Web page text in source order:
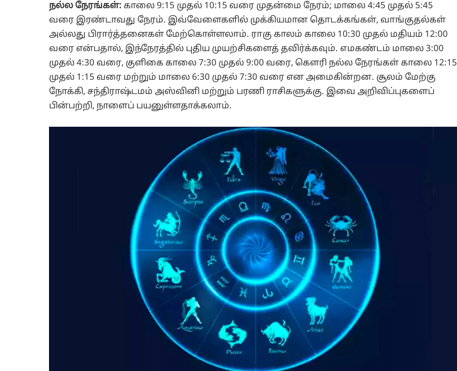
நல்ல நேரங்கள்: காலை 9:15 முதல் 10:15 வரை முதன்மை நேரம்; மாலை 4:45 முதல் 5:45
வரை இரண்டாவது நேரம். இவ்வேளைகளில் முக்கியமான தொடக்கங்கள், வாங்குதல்கள்
அல்லது பிரார்த்தனைகள் மேற்கொள்ளலாம். ராகு காலம் காலை 10:30 முதல் மதியம் 12:00
வரை என்பதால், இந்நேரத்தில் புதிய முயற்சிகளைத் தவிர்க்கவும். எமகண்டம் மாலை 3:00
முதல் 4:30 வரை, குளிகை காலை 7:30 முதல் 9:00 வரை, கௌரி நல்ல நேரங்கள் காலை 12:15
முதல் 1:15 வரை மற்றும் மாலை 6:30 முதல் 7:30 வரை என அமைகின்றன. சூலம் மேற்கு
நோக்கி, சந்திராஷ்டமம் அஸ்வினி மற்றும் பரணி ராசிகளுக்கு. இவை அறிவிப்புகளைப்
பின்பற்றி, நாளைப் பயனுள்ளதாக்கலாம்.